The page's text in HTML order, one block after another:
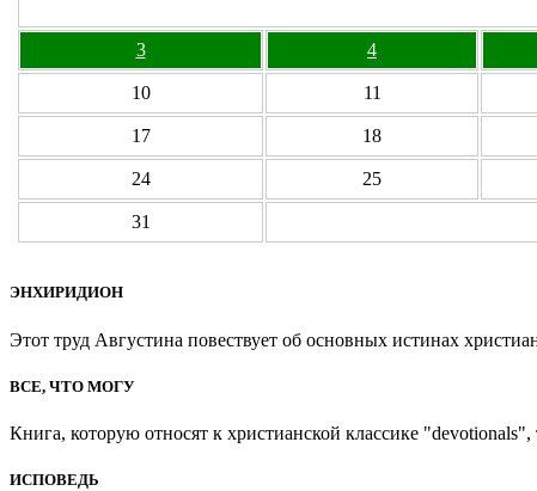
3 4
10 11
17 18
24 25
31
ЭНХИРИДИОН
Этот труд Августина повествует об основных истинах
ВСЕ, ЧТО МОГУ
Книга, которую относят к христианской классике "devotionals",
ИСПОВЕДЬ